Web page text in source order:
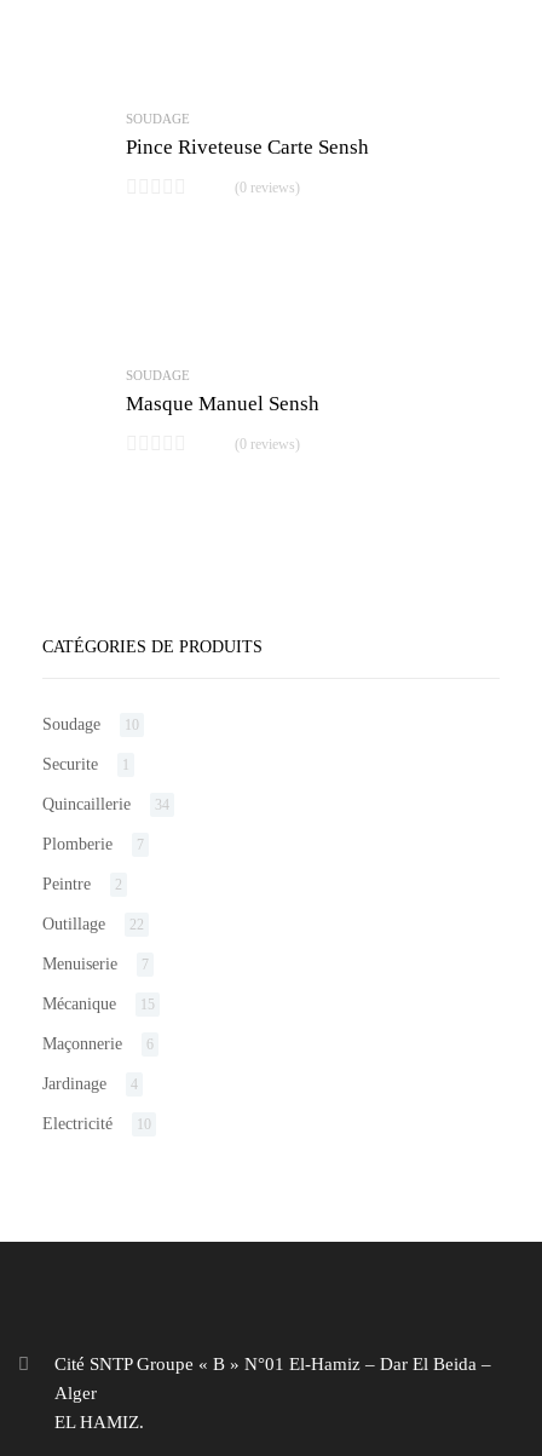
SOUDAGE
Pince Riveteuse Carte Sensh
(0 reviews)
SOUDAGE
Masque Manuel Sensh
(0 reviews)
CATÉGORIES DE PRODUITS
Soudage 10
Securite
Quincaillerie 34
Plomberie 7
Peintre 2
Outillage 22
Menuiserie 7
Mécanique 15
Maçonnerie 6
Jardinage 4
Electricité 10
Cité SNTP Groupe « B » N°01 El-Hamiz – Dar El Beida –
Alger
EL HAMIZ.